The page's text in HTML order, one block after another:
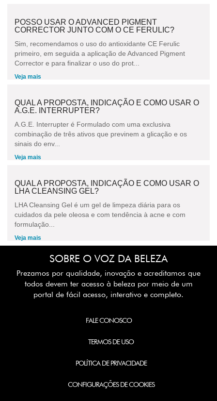
POSSO USAR O ADVANCED PIGMENT
CORRECTOR JUNTO COM O CE FERULIC?
Sim, recomendamos o uso do antioxidante CE Ferulic
primeiro, em seguida a aplicação de Advanced Pigment
Corrector e para finalizar o uso do prot...
Veja mais
QUAL A PROPOSTA, INDICAÇÃO E COMO USAR O
A.G.E. INTERRUPTER?
A.G.E. Interrupter é Formulado com uma exclusiva
combinação de três ativos que previnem a glicação e os
sinais do env...
Veja mais
QUAL A PROPOSTA, INDICAÇÃO E COMO USAR O
LHA CLEANSING GEL?
LHA Cleansing Gel é um gel de limpeza diária para os
cuidados da pele oleosa e com tendência à acne e com
formulação...
Veja mais
SOBRE O VOZ DA BELEZA
Prezamos por qualidade, inovação e acreditamos que
todos devem ter acesso à beleza por meio de um
portal de fácil acesso, interativo e completo.
FALE CONOSCO
TERMOS DE USO
POLÍTICA DE PRIVACIDADE
CONFIGURAÇÕES DE COOKIES